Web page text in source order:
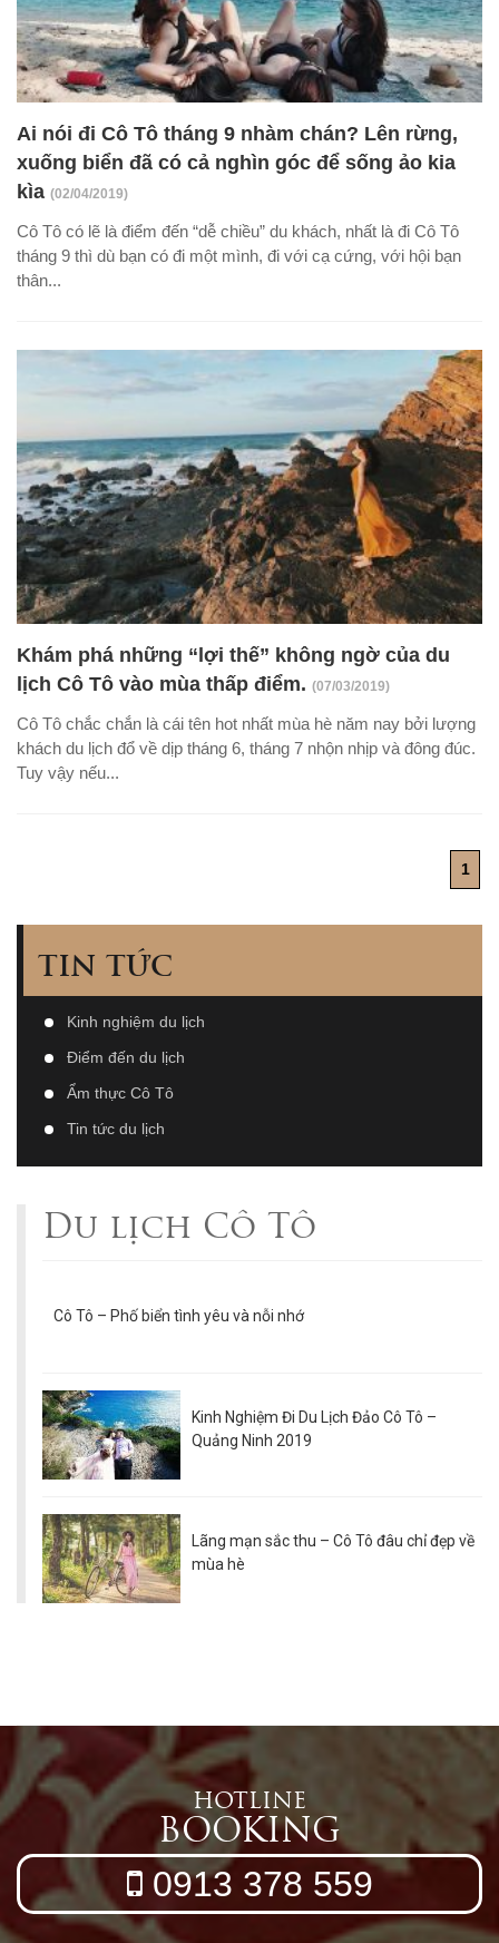
TIN TỨC
Kinh nghiệm du lịch
Điểm đến du lịch
Ẩm thực Cô Tô
Tin tức du lịch
Du lịch Cô Tô
Cô Tô – Phố biển tình yêu và nỗi nhớ
Kinh Nghiệm Đi Du Lịch Đảo Cô Tô –
Quảng Ninh 2019
Lãng mạn sắc thu – Cô Tô đâu chỉ đẹp về
mùa hè
Ai nói đi Cô Tô tháng 9 nhàm chán? Lên rừng,
xuống biển đã có cả nghìn góc để sống ảo kia
kìa (02/04/2019)
Cô Tô có lẽ là điểm đến “dễ chiều” du khách, nhất là đi Cô Tô
tháng 9 thì dù bạn có đi một mình, đi với cạ cứng, với hội bạn
thân...
Khám phá những “lợi thế” không ngờ của du
lịch Cô Tô vào mùa thấp điểm. (07/03/2019)
Cô Tô chắc chắn là cái tên hot nhất mùa hè năm nay bởi lượng
khách du lịch đổ về dịp tháng 6, tháng 7 nhộn nhịp và đông đúc.
Tuy vậy nếu...
1
HOTLINE
BOOKING
0913 378 559